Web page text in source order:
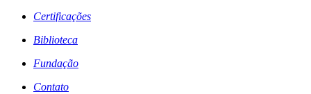
Certificações
Biblioteca
Fundação
Contato